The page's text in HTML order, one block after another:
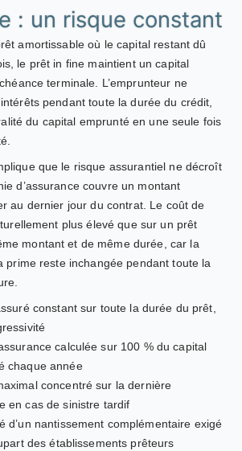
: un risque constant
amortissable où le capital restant dû
le prêt in fine maintient un capital
terminale. L’emprunteur ne
pendant toute la durée du crédit,
du capital emprunté en une seule fois
que le risque assurantiel ne décroît
d’assurance couvre un montant
au dernier jour du contrat. Le coût de
plus élevé que sur un prêt
montant et de même durée, car la
prime reste inchangée pendant toute la
constant sur toute la durée du prêt,
calculée sur 100 % du capital
chaque année
concentré sur la dernière
en cas de sinistre tardif
d’un nantissement complémentaire exigé
des établissements prêteurs